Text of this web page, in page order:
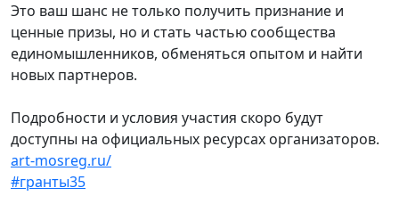
Это ваш шанс не только получить признание и
ценные призы, но и стать частью сообщества
единомышленников, обменяться опытом и найти
новых партнеров.
Подробности и условия участия скоро будут
доступны на официальных ресурсах организаторов.
art-mosreg.ru/
#гранты35